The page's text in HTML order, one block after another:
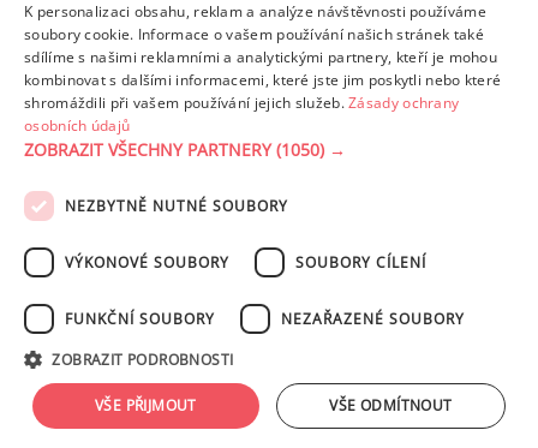
Vyhledat všechny recepty od uživatele
PODMÍNKY UŽITÍ ZÁSADY OCHRANY OSOBNÍCH ÚDAJŮ
NASTAVENÍ COOKIES
tohoto serveru je bez písemného souhlasu provozovatele zakázáno.
Design: Eva Roverová
K personalizaci obsahu, reklam a analýze návštěvnosti používáme
soubory cookie. Informace o vašem používání našich stránek také
sdílíme s našimi reklamními a analytickými partnery, kteří je mohou
kombinovat s dalšími informacemi, které jste jim poskytli nebo které
shromáždili při vašem používání jejich služeb.Zásady ochrany
osobních údajů
ZOBRAZIT VŠECHNY PARTNERY(1050) →
NEZBYTNĚ NUTNÉ SOUBORY
VÝKONOVÉ SOUBORY SOUBORY CÍLENÍ
FUNKČNÍ SOUBORY NEZAŘAZENÉ SOUBORY
ZOBRAZIT PODROBNOSTI
VŠE PŘIJMOUT VŠE ODMÍTNOUT